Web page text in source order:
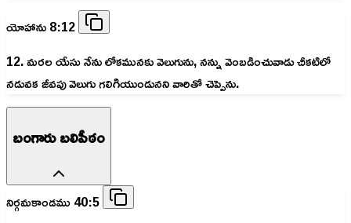
యోహాను 8:12
12. మరల యేసు నేను లోకమునకు వెలుగును, నన్ను వెంబడించువాడు చీకటిలో
నడువక జీవపు వెలుగు గలిగియుండునని వారితో చెప్పెను.
బంగారు బలిపీఠం
నిర్గమకాండము 40:5